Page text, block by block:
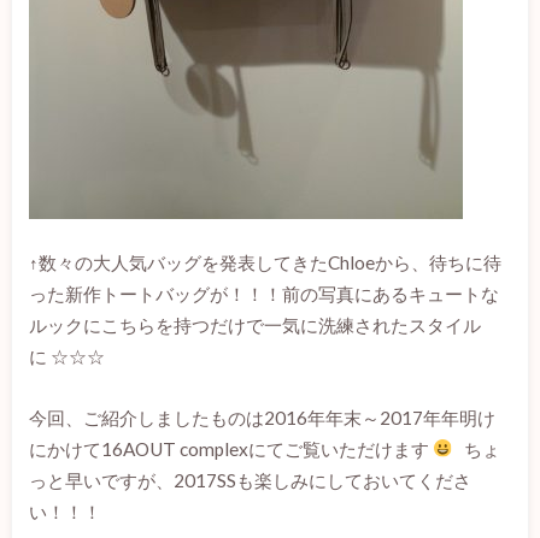
↑数々の大人気バッグを発表してきたChloeから、待ちに待
った新作トートバッグが！！！前の写真にあるキュートな
ルックにこちらを持つだけで一気に洗練されたスタイル
に ☆☆☆
今回、ご紹介しましたものは2016年年末～2017年年明け
にかけて16AOUT complexにてご覧いただけます
ちょ
っと早いですが、2017SSも楽しみにしておいてくださ
い！！！